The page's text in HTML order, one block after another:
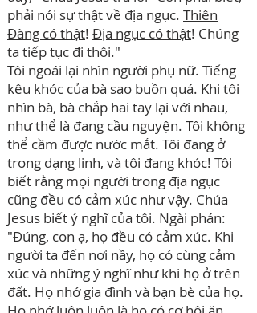
phải nói sự thật về địa ngục. Thiên
Đàng có thật! Địa ngục có thật! Chúng
ta tiếp tục đi thôi."
Tôi ngoái lại nhìn người phụ nữ. Tiếng
kêu khóc của bà sao buồn quá. Khi tôi
nhìn bà, bà chắp hai tay lại với nhau,
như thể là đang cầu nguyện. Tôi không
thể cầm được nước mắt. Tôi đang ở
trong dạng linh, và tôi đang khóc! Tôi
biết rằng mọi người trong địa ngục
cũng đều có cảm xúc như vậy. Chúa
Jesus biết ý nghĩ của tôi. Ngài phán:
"Đúng, con ạ, họ đều có cảm xúc. Khi
người ta đến nơi nầy, họ có cùng cảm
xúc và những ý nghĩ như khi họ ở trên
đất. Họ nhớ gia đình và bạn bè của họ.